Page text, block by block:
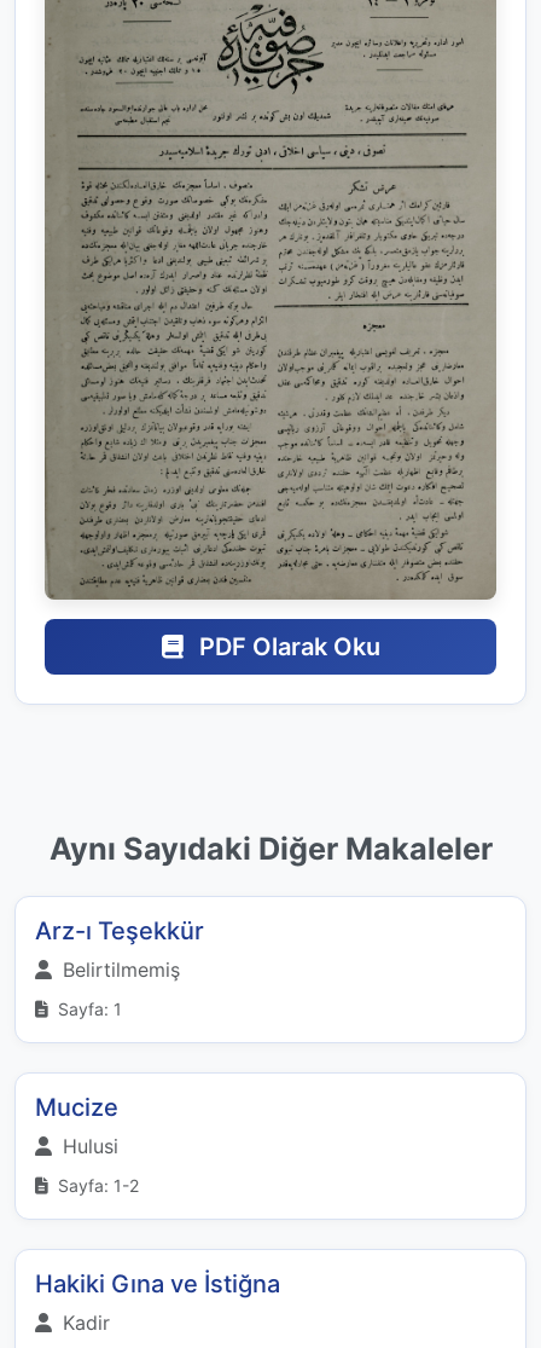
PDF Olarak Oku
Aynı Sayıdaki Diğer Makaleler
Arz-ı Teşekkür
Belirtilmemiş
Sayfa: 1
Mucize
Hulusi
Sayfa: 1-2
Hakiki Gına ve İstiğna
Kadir